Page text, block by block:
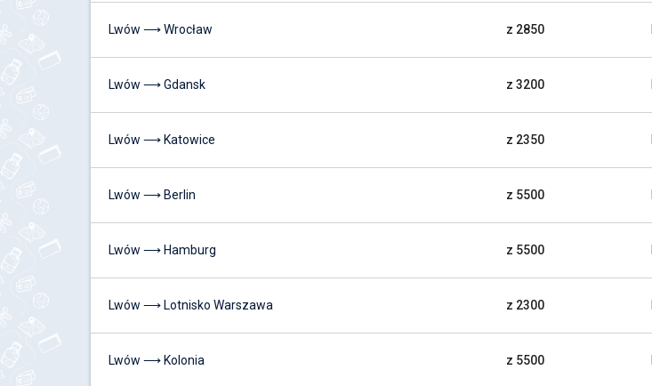
Lwów ⟶ Wrocław z 2850
Lwów ⟶ Gdansk z 3200
Lwów ⟶ Katowice z 2350
Lwów ⟶ Berlin z 5500
Lwów ⟶ Hamburg z 5500
Lwów ⟶ Lotnisko Warszawa z 2300
Lwów ⟶ Kolonia z 5500